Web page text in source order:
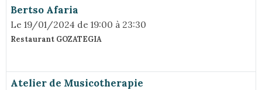
Bertso Afaria
Le 19/01/2024 de 19:00 à 23:30
Restaurant GOZATEGIA
Atelier de Musicotherapie